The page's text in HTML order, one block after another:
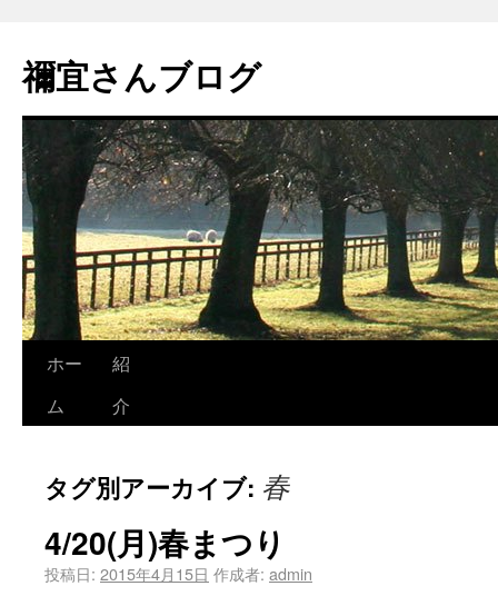
禰宜さんブログ
ホー
ム
紹
介
タグ別アーカイブ: 春
4/20(月)春まつり
投稿日: 2015年4月15日 作成者: admin